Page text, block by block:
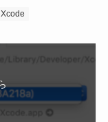
Xcode